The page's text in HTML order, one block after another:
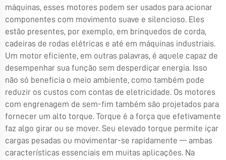
máquinas, esses motores podem ser usados para acionar
componentes com movimento suave e silencioso. Eles
estão presentes, por exemplo, em brinquedos de corda,
cadeiras de rodas elétricas e até em máquinas industriais.
Um motor eficiente, em outras palavras, é aquele capaz de
desempenhar sua função sem desperdiçar energia. Isso
não só beneficia o meio ambiente, como também pode
reduzir os custos com contas de eletricidade. Os motores
com engrenagem de sem-fim também são projetados para
fornecer um alto torque. Torque é a força que efetivamente
faz algo girar ou se mover. Seu elevado torque permite içar
cargas pesadas ou movimentar-se rapidamente — ambas
características essenciais em muitas aplicações. Na